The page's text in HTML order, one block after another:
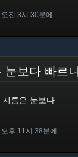
전 3시 30분에
눈보다 빠르
름은 눈보다
후 11시 38분에